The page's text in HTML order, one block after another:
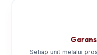
Setiap unit melalui